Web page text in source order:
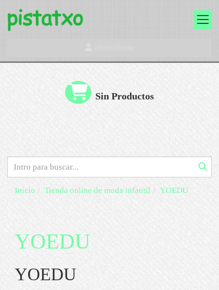
Sin Productos
Inicio Tienda online de moda infantil YOEDU
YOEDU
YOEDU